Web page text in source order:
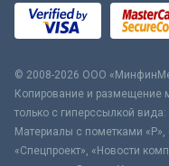
© 2008-2026 ООО
Копирование и размещение
только с гиперссылкой
Материалы с пометками «Р»,
«Спецпроект», «Новости